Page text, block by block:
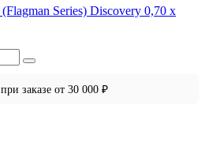
заказе от 30 000 ₽